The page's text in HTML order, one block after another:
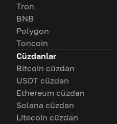
Tron
BNB
Polygon
Toncoin
Cüzdanlar
Bitcoin cüzdan
USDT cüzdan
Ethereum cüzdan
Solana cüzdan
Litecoin cüzdan